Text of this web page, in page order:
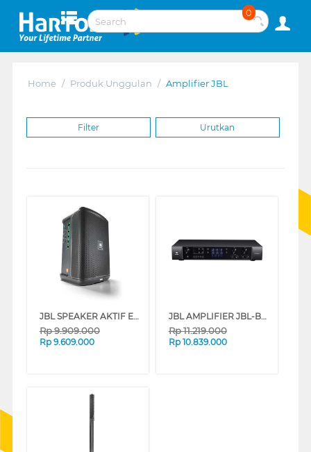
0
Home / Produk Unggulan / Amplifier JBL
Filter Urutkan
JBL SPEAKER AKTIF EON ONE COMPACT
Rp9.909.000
Rp 9.609.000
JBL AMPLIFIER JBL-BEYOND-1
Rp11.219.000
Rp 10.839.000